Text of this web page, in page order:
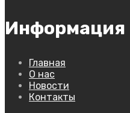
Информация
Главная
О нас
Новости
Контакты